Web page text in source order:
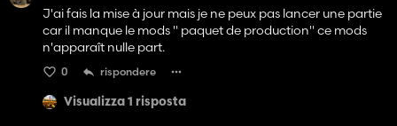
J'ai fais la mise à jour mais je ne peux pas lancer une partie
car il manque le mods " paquet de production" ce mods
n'apparaît nulle part.
0 rispondere
Visualizza 1 risposta